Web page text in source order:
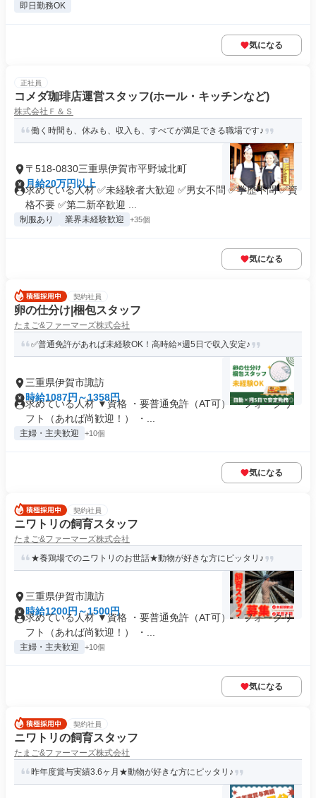
即日勤務OK
気になる
正社員
コメダ珈琲店運営スタッフ(ホール・キッチンなど)
株式会社Ｆ＆Ｓ
働く時間も、休みも、収入も、すべてが満足できる職場です♪
〒518-0830三重県伊賀市平野城北町
月給20万円以上
求めている人材 ✅未経験者大歓迎 ✅男女不問 ✅学歴不問 ✅資
格不要 ✅第二新卒歓迎 ...
制服あり 業界未経験歓迎 +35個
気になる
契約社員
卵の仕分け|梱包スタッフ
たまご&ファーマーズ株式会社
✅普通免許があれば未経験OK！高時給×週5日で収入安定♪
三重県伊賀市諏訪
時給1087円～1358円
求めている人材 ▼資格 ・要普通免許（AT可） ・フォークリ
フト（あれば尚歓迎！） ・...
主婦・主夫歓迎 +10個
気になる
契約社員
ニワトリの飼育スタッフ
たまご&ファーマーズ株式会社
★養鶏場でのニワトリのお世話★動物が好きな方にピッタリ♪
三重県伊賀市諏訪
時給1200円～1500円
求めている人材 ▼資格 ・要普通免許（AT可） ・フォークリ
フト（あれば尚歓迎！） ・...
主婦・主夫歓迎 +10個
気になる
契約社員
ニワトリの飼育スタッフ
たまご&ファーマーズ株式会社
昨年度賞与実績3.6ヶ月★動物が好きな方にピッタリ♪